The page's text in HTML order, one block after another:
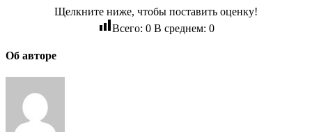
Щелкните ниже, чтобы поставить оценку!
Всего: 0В среднем: 0
Об авторе